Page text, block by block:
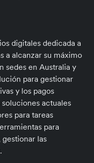
digitales dedicada a
a alcanzar su máximo
sedes en Australia y
para gestionar
y los pagos
actuales
para tareas
para
gestionar las